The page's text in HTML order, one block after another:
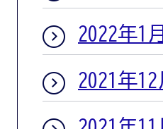
2022年1
2021年